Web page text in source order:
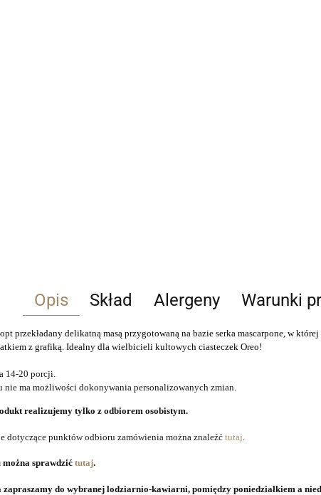
Opis Skład Alergeny Warunki
przekładany delikatną masą przygotowaną na bazie serka mascarpone, w
z grafiką. Idealny dla wielbicieli kultowych ciasteczek Oreo!
14-20 porcji.
nie ma możliwości dokonywania personalizowanych zmian.
realizujemy tylko z odbiorem osobistym.
dotyczące punktów odbioru zamówienia można znaleźćtutaj.
sprawdzićtutaj.
do wybranej lodziarnio-kawiarni, pomiędzy poniedziałkiem a